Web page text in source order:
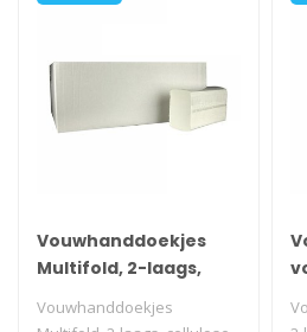
Vouwhanddoekjes
Multifold, 2-laags,
cellulose wit, 3060
stuks
Vouwhanddoekjes